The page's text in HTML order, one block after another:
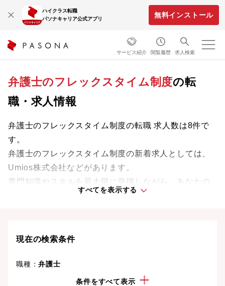
ハイクラス転職
パソナキャリア公式アプリ
無料インストール
サービス紹介 閲覧履歴 求人検索
弁護士のフレックスタイム制度の転
職・求人情報
弁護士のフレックスタイム制度の転職 求人数は8件で
す。
弁護士のフレックスタイム制度の新着求人としては、
Umios株式会社などがあります。
専門知識やスキルを最大限に発揮しながら、あなたの
ライフスタイルや価値観に合った理想の働き方を叶え
すべてを表示する
現在の検索条件
職種：弁護士
フレックスタイム制度
条件をすべて表示